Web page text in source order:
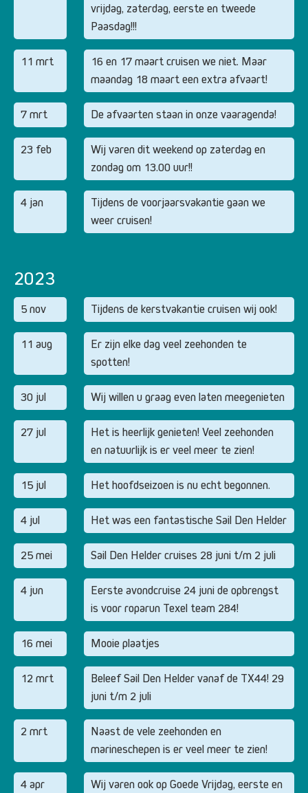
vrijdag, zaterdag, eerste en tweede
Paasdag!!!
11 mrt
16 en 17 maart cruisen we niet. Maar
maandag 18 maart een extra afvaart!
7 mrt De afvaarten staan in onze vaaragenda!
23 feb
Wij varen dit weekend op zaterdag en
zondag om 13.00 uur!!
4 jan
Tijdens de voorjaarsvakantie gaan we
weer cruisen!
2023
5 nov Tijdens de kerstvakantie cruisen wij ook!
11 aug
Er zijn elke dag veel zeehonden te
spotten!
30 jul Wij willen u graag even laten meegenieten
27 jul
Het is heerlijk genieten! Veel zeehonden
en natuurlijk is er veel meer te zien!
15 jul Het hoofdseizoen is nu echt begonnen.
4 jul Het was een fantastische Sail Den Helder
25 mei Sail Den Helder cruises 28 juni t/m 2 juli
4 jun
Eerste avondcruise 24 juni de opbrengst
is voor roparun Texel team 284!
16 mei Mooie plaatjes
12 mrt
Beleef Sail Den Helder vanaf de TX44! 29
juni t/m 2 juli
2 mrt
Naast de vele zeehonden en
marineschepen is er veel meer te zien!
4 apr
Wij varen ook op Goede Vrijdag, eerste en